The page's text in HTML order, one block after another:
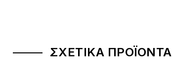
ΣΧΕΤΙΚΆ ΠΡΟΪΌΝΤΑ